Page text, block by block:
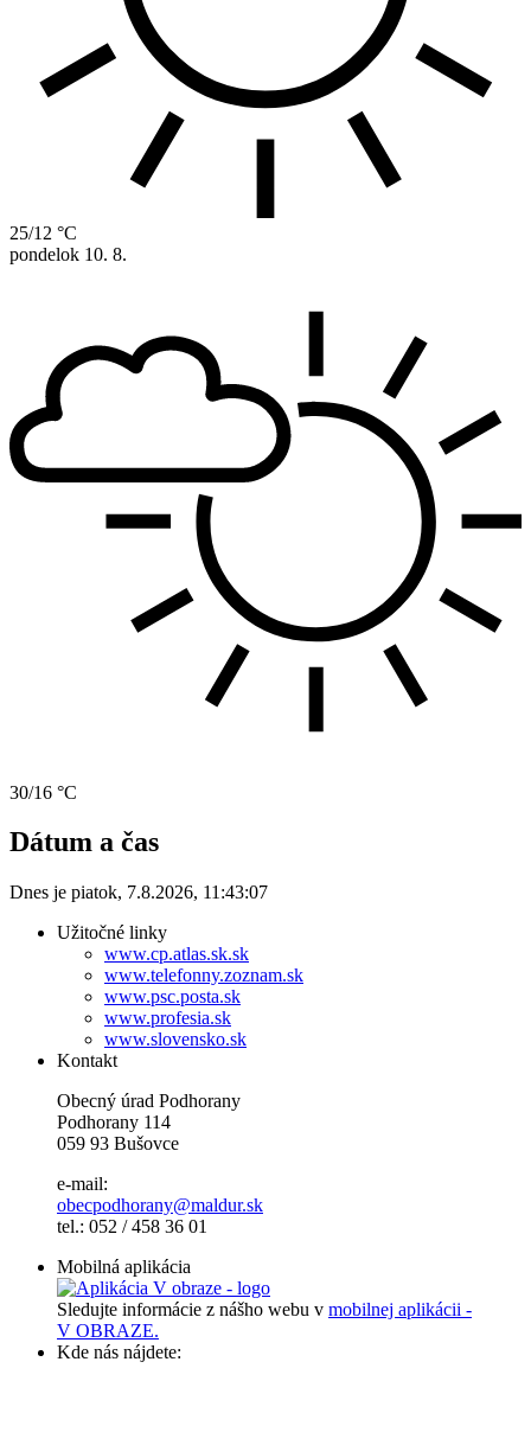
25/12 °C
pondelok 10. 8.
30/16 °C
Dátum a čas
Dnes je piatok, 7.8.2026, 11:43:07
Užitočné linky
www.cp.atlas.sk.sk
www.telefonny.zoznam.sk
www.psc.posta.sk
www.profesia.sk
www.slovensko.sk
Kontakt
Obecný úrad Podhorany
Podhorany 114
059 93 Bušovce
e-mail:
obecpodhorany@maldur.sk
tel.: 052 / 458 36 01
Mobilná aplikácia
Sledujte informácie z nášho webu v mobilnej aplikácii -
V OBRAZE.
Kde nás nájdete: